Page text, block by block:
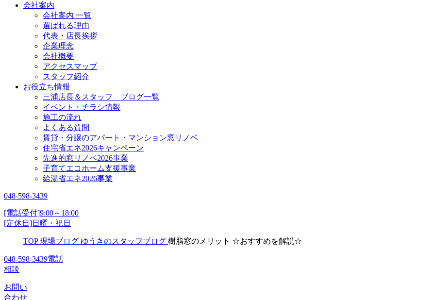
会社案内
会社案内 一覧
選ばれる理由
代表・店長挨拶
企業理念
会社概要
アクセスマップ
スタッフ紹介
お役立ち情報
三浦店長＆スタッフ ブログ一覧
イベント・チラシ情報
施工の流れ
よくある質問
賃貸・分譲のアパート・マンション窓リノベ
住宅省エネ2026キャンペーン
先進的窓リノベ2026事業
子育てエコホーム支援事業
給湯省エネ2026事業
048-598-3439
[電話受付]9:00～18:00
[定休日]日曜・祝日
TOP 現場ブログ ゆうきのスタッフブログ 樹脂窓のメリット ☆おすすめを解説☆
048-598-3439電話
相談
お問い
合わせ